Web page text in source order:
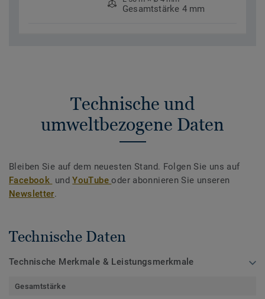
Gesamtstärke 4 mm
Technische und
umweltbezogene Daten
Bleiben Sie auf dem neuesten Stand. Folgen Sie uns auf
Facebook undYouTubeoder abonnieren Sie unseren
Newsletter.
Technische Daten
Technische Merkmale & Leistungsmerkmale
Gesamtstärke